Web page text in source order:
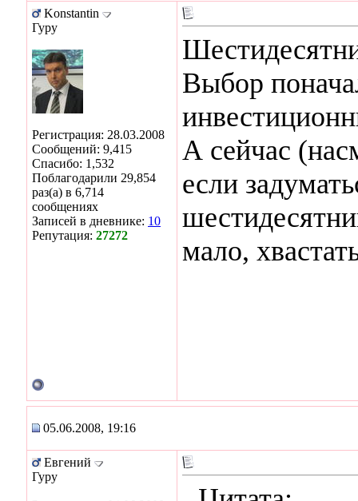
Konstantin
Гуру
Регистрация: 28.03.2008
Сообщений: 9,415
Спасибо: 1,532
Поблагодарили 29,854
раз(а) в 6,714
сообщениях
Записей в дневнике: 10
Репутация: 27272
Выбор
А сейчас
если
мало,
05.06.2008, 19:16
Евгений
Гуру